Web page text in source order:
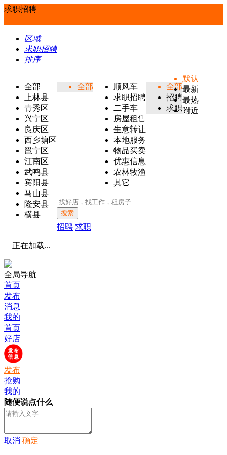
求职招聘
区域
求职招聘
排序
全部
上林县
青秀区
兴宁区
良庆区
西乡塘区
邕宁区
江南区
武鸣县
宾阳县
马山县
隆安县
横县
全部
顺风车
求职招聘
二手车
房屋租售
生意转让
本地服务
物品买卖
优惠信息
农林牧渔
其它
全部
招聘
求职
默认
最新
最热
附近
搜索
招聘 求职
正在加载...
全局导航
首页
发布
消息
我的
首页
好店
发布
抢购
我的
随便说点什么
取消 确定